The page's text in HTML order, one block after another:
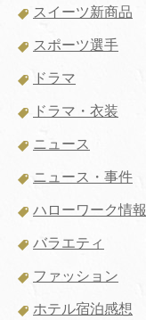
スイーツ新商品
スポーツ選手
ドラマ
ドラマ・衣装
ニュース
ニュース・事件
ハローワーク情報
バラエティ
ファッション
ホテル宿泊感想